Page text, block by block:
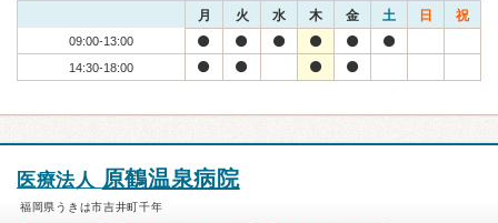
月 火 水 木 金 土 日 祝
09:00-13:00
14:30-18:00
医療法人 原鶴温泉病院
福岡県うきは市吉井町千年